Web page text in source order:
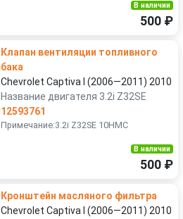
В наличии
500 ₽
Клапан вентиляции топливного
бака
Chevrolet Captiva I (2006—2011) 2010
Название двигателя 3.2i Z32SE
12593761
Примечание:3.2i Z32SE 10HMC
В наличии
500 ₽
Кронштейн масляного фильтра
Chevrolet Captiva I (2006—2011) 2010